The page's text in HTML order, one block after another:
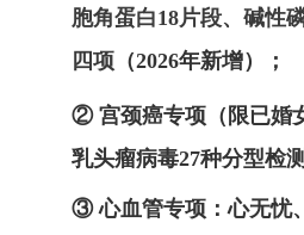
胞角蛋白18片段、碱性
四项 （2026年新增） ；
② 宫颈癌专项 （ 限已婚
乳头瘤病毒27种分型检测
③心血管专项：心无忧